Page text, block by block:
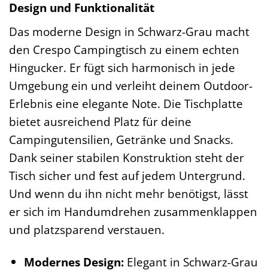
Design und Funktionalität
Das moderne Design in Schwarz-Grau macht
den Crespo Campingtisch zu einem echten
Hingucker. Er fügt sich harmonisch in jede
Umgebung ein und verleiht deinem Outdoor-
Erlebnis eine elegante Note. Die Tischplatte
bietet ausreichend Platz für deine
Campingutensilien, Getränke und Snacks.
Dank seiner stabilen Konstruktion steht der
Tisch sicher und fest auf jedem Untergrund.
Und wenn du ihn nicht mehr benötigst, lässt
er sich im Handumdrehen zusammenklappen
und platzsparend verstauen.
Modernes Design:Elegant in Schwarz-Grau